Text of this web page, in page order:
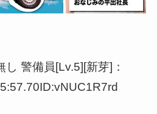
警備員[Lv.5][新芽]：